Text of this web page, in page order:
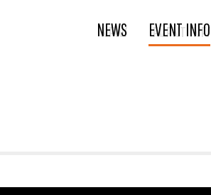
NEWS EVENT INFO